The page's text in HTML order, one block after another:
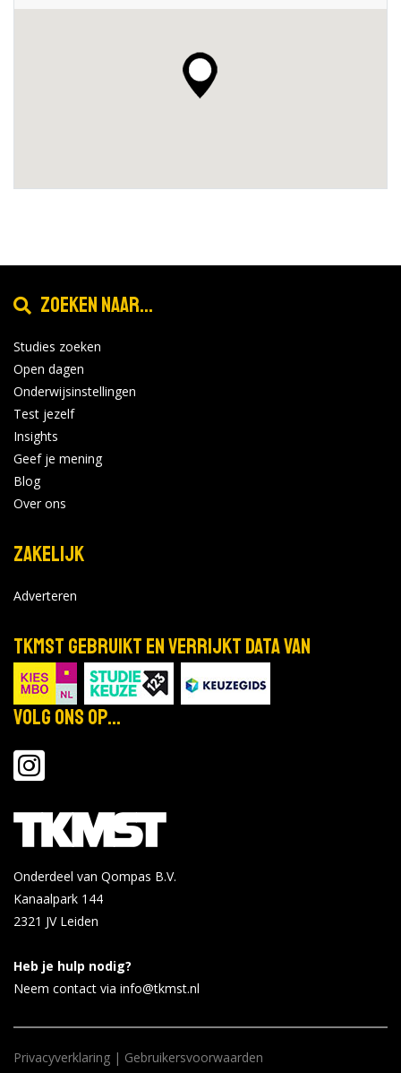
Zoeken naar...
Studies zoeken
Open dagen
Onderwijsinstellingen
Test jezelf
Insights
Geef je mening
Blog
Over ons
Zakelijk
Adverteren
TKMST gebruikt en verrijkt data van
Volg ons op...
Onderdeel van Qompas B.V.
Kanaalpark 144
2321 JV Leiden
Heb je hulp nodig?
Neem contact via info@tkmst.nl
Privacyverklaring | Gebruikersvoorwaarden